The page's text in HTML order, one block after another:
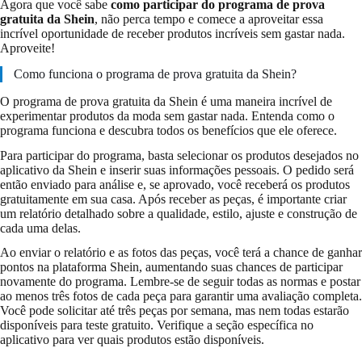
Agora que você sabe como participar do programa de prova
gratuita da Shein, não perca tempo e comece a aproveitar essa
incrível oportunidade de receber produtos incríveis sem gastar nada.
Aproveite!
Como funciona o programa de prova gratuita da Shein?
O programa de prova gratuita da Shein é uma maneira incrível de
experimentar produtos da moda sem gastar nada. Entenda como o
programa funciona e descubra todos os benefícios que ele oferece.
Para participar do programa, basta selecionar os produtos desejados no
aplicativo da Shein e inserir suas informações pessoais. O pedido será
então enviado para análise e, se aprovado, você receberá os produtos
gratuitamente em sua casa. Após receber as peças, é importante criar
um relatório detalhado sobre a qualidade, estilo, ajuste e construção de
cada uma delas.
Ao enviar o relatório e as fotos das peças, você terá a chance de ganhar
pontos na plataforma Shein, aumentando suas chances de participar
novamente do programa. Lembre-se de seguir todas as normas e postar
ao menos três fotos de cada peça para garantir uma avaliação completa.
Você pode solicitar até três peças por semana, mas nem todas estarão
disponíveis para teste gratuito. Verifique a seção específica no
aplicativo para ver quais produtos estão disponíveis.